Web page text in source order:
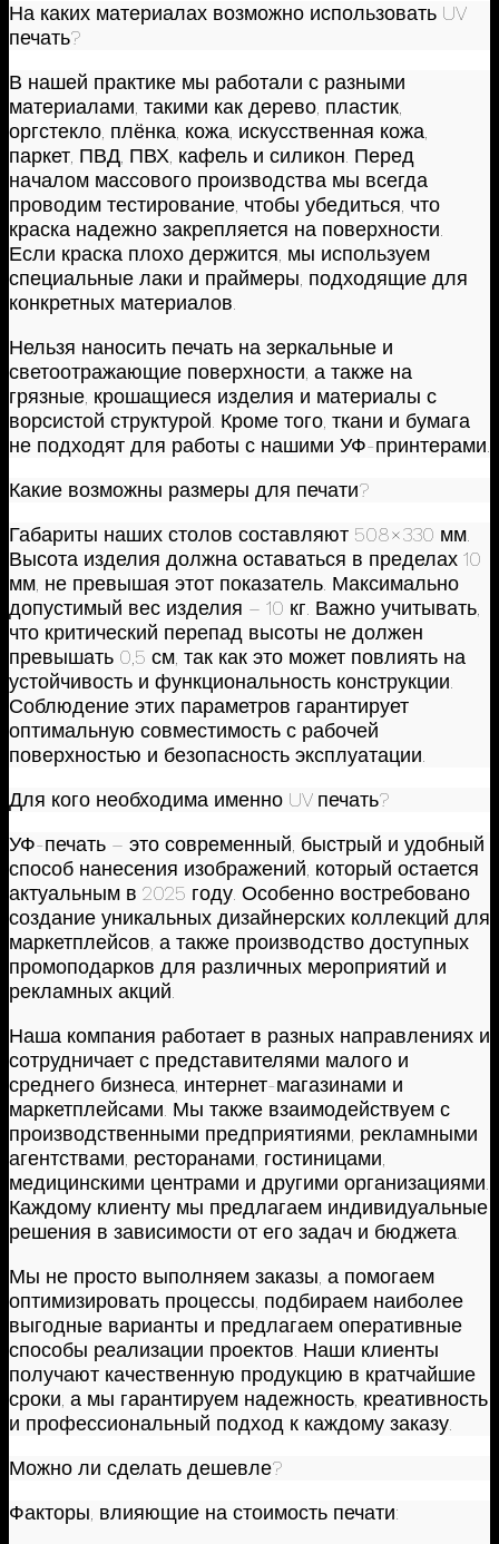
На каких материалах возможно использовать UV
печать?
В нашей практике мы работали с разными
материалами, такими как дерево, пластик,
оргстекло, плёнка, кожа, искусственная кожа,
паркет, ПВД, ПВХ, кафель и силикон. Перед
началом массового производства мы всегда
проводим тестирование, чтобы убедиться, что
краска надежно закрепляется на поверхности.
Если краска плохо держится, мы используем
специальные лаки и праймеры, подходящие для
конкретных материалов.
Нельзя наносить печать на зеркальные и
светоотражающие поверхности, а также на
грязные, крошащиеся изделия и материалы с
ворсистой структурой. Кроме того, ткани и бумага
не подходят для работы с нашими УФ-принтерами.
Какие возможны размеры для печати?
Габариты наших столов составляют 508×330 мм.
Высота изделия должна оставаться в пределах 10
мм, не превышая этот показатель. Максимально
допустимый вес изделия – 10 кг. Важно учитывать,
что критический перепад высоты не должен
превышать 0,5 см, так как это может повлиять на
устойчивость и функциональность конструкции.
Соблюдение этих параметров гарантирует
оптимальную совместимость с рабочей
поверхностью и безопасность эксплуатации.
Для кого необходима именно UV печать?
УФ-печать – это современный, быстрый и удобный
способ нанесения изображений, который остается
актуальным в 2025 году. Особенно востребовано
создание уникальных дизайнерских коллекций для
маркетплейсов, а также производство доступных
промоподарков для различных мероприятий и
рекламных акций.
Наша компания работает в разных направлениях и
сотрудничает с представителями малого и
среднего бизнеса, интернет-магазинами и
маркетплейсами. Мы также взаимодействуем с
производственными предприятиями, рекламными
агентствами, ресторанами, гостиницами,
медицинскими центрами и другими организациями.
Каждому клиенту мы предлагаем индивидуальные
решения в зависимости от его задач и бюджета.
Мы не просто выполняем заказы, а помогаем
оптимизировать процессы, подбираем наиболее
выгодные варианты и предлагаем оперативные
способы реализации проектов. Наши клиенты
получают качественную продукцию в кратчайшие
сроки, а мы гарантируем надежность, креативность
и профессиональный подход к каждому заказу.
Можно ли сделать дешевле?
Факторы, влияющие на стоимость печати: